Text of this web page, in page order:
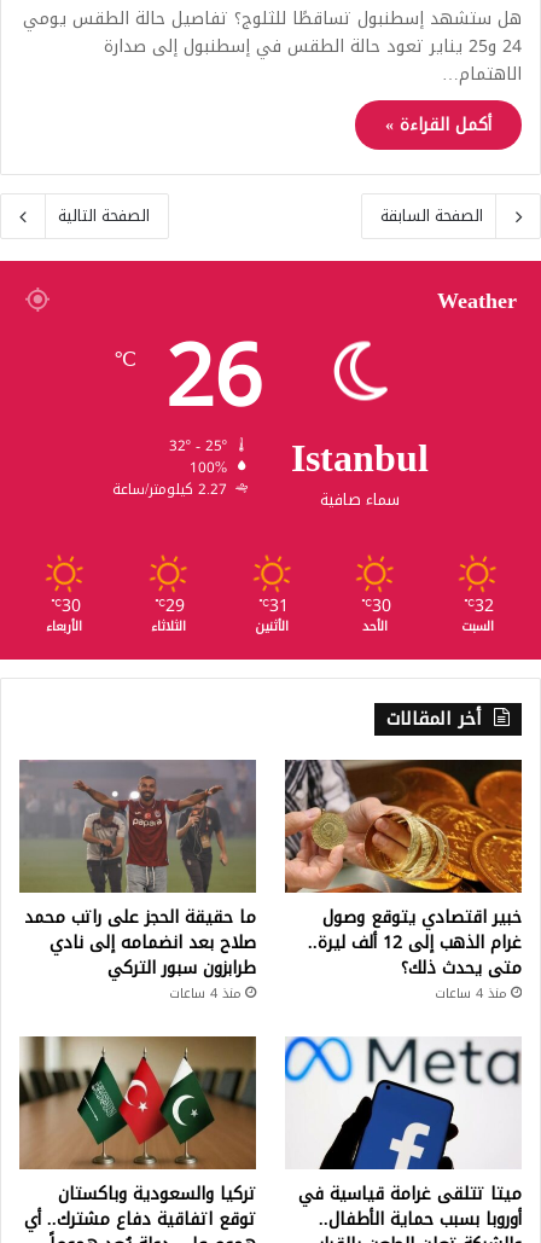
هل ستشهد إسطنبول تساقطًا للثلوج؟ تفاصيل حالة الطقس يومي
24 و25 يناير تعود حالة الطقس في إسطنبول إلى صدارة
الاهتمام…
أكمل القراءة »
الصفحة السابقة الصفحة التالية
Weather
Istanbul
سماء صافية
26
℃
100%
2.27 كيلومتر/ساعة
32
℃
السبت
30
℃
الأحد
31
℃
الأثنين
29
℃
الثلاثاء
30
℃
الأربعاء
أخر المقالات
خبير اقتصادي يتوقع وصول
غرام الذهب إلى 12 ألف ليرة..
متى يحدث ذلك؟
منذ 4 ساعات
ما حقيقة الحجز على راتب محمد
صلاح بعد انضمامه إلى نادي
طرابزون سبور التركي
منذ 4 ساعات
ميتا تتلقى غرامة قياسية في
أوروبا بسبب حماية الأطفال..
تركيا والسعودية وباكستان
توقع اتفاقية دفاع مشترك.. أي